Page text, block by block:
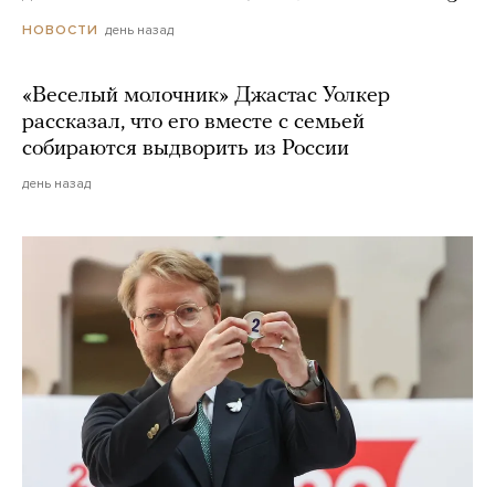
НОВОСТИ день назад
«Веселый молочник» Джастас Уолкер
рассказал, что его вместе с семьей
собираются выдворить из России
день назад